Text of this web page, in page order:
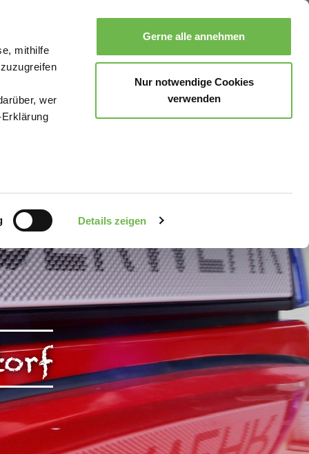
mithilfe
wer
Medien
in
Google
1 S. 1 lit.
Kontroll-
Boxen
Details zeigen
Gerne alle annehmen
Nur notwendige Cookies
verwenden
Suche Buchen Menü